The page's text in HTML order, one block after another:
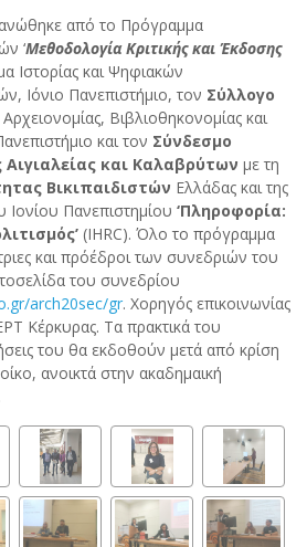
από το Πρόγραμμα
‘Μεθοδολογία Κριτικής και Έκδοσης
Ιστορίας και Ψηφιακών
Ιόνιο Πανεπιστήμιο, τoν Σύλλογο
Βιβλιοθηκονομίας και
και τoν Σύνδεσμο
και Καλαβρύτων με τη
Βικιπαιδιστών Ελλάδας και της
Ιονίου Πανεπιστημίου ‘Πληροφορία:
(IHRC). Όλο το πρόγραμμα
και πρόέδροι των συνεδριών του
του συνεδρίου
arch20sec/gr. Χορηγός επικοινωνίας
Κέρκυρας. Tα πρακτικά του
του θα εκδοθούν μετά από κρίση
ανοικτά στην ακαδημαική